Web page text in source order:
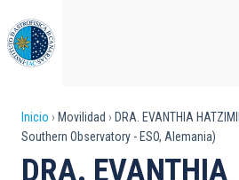
al
contenido
principal
Sobrescribir
enlaces
Inicio Movilidad
DRA. EVANTHIA
Southern Observatory - ESO, Alemania)
DRA. EVANTHIA